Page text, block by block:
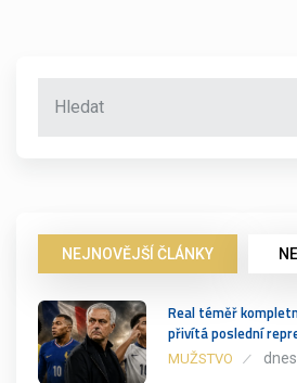
NEJNOVĚJŠÍ ČLÁNKY
Real téměř
přivítá poslední
MUŽSTVO